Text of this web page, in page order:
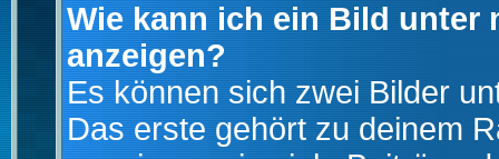
Wie kann ich ein Bild unter
anzeigen?
Es können sich zwei Bilder
Das erste gehört zu deinem